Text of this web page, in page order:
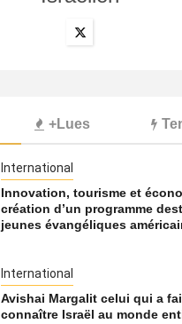
+Lues
International
Innovation, tourisme et
création d’un programme
jeunes évangéliques
International
Avishai Margalit celui qui a
connaître Israël au monde